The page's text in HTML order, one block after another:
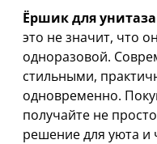
Ёршик для унитаза
это не значит, что
одноразовой.
стильными,
одновременно.
получайте не
решение для уюта